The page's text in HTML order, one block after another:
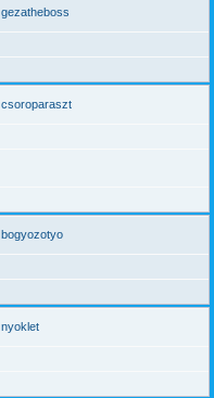
gezatheboss
csoroparaszt
bogyozotyo
nyoklet